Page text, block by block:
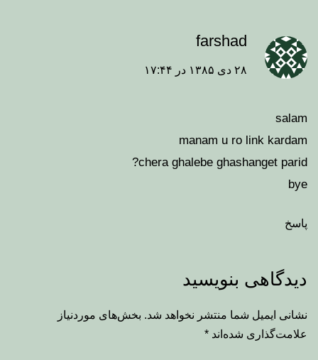
farshad
۲۸ دی ۱۳۸۵ در ۱۷:۴۴
salam
manam u ro link kardam
chera ghalebe ghashanget parid?
bye
پاسخ
دیدگاهی بنویسید
نشانی ایمیل شما منتشر نخواهد شد. بخش‌های موردنیاز
علامت‌گذاری شده‌اند *